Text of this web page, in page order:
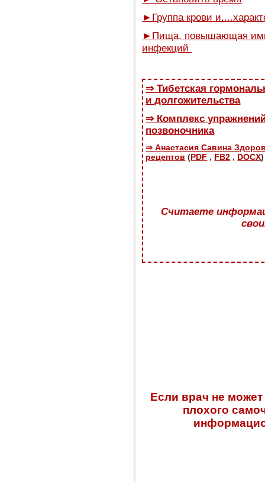
►Группа крови
►Пища, повышающая
инфекций
⇒ Тибетская
и долгожительства
⇒ Комплекс
позвоночника
⇒ Анастасия Савина
рецептов (PDF , FB2 , DOCX)
Считаете
Если врач не
плохого